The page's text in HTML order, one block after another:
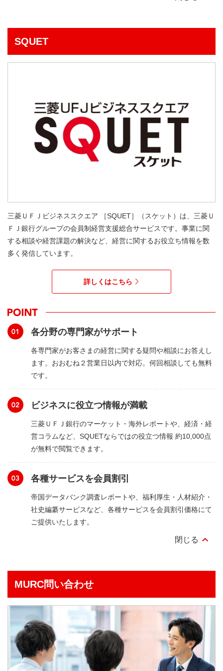
SQUET
三菱ＵＦＪビジネススクエア ［SQUET］（スケット）は、三菱Ｕ
ＦＪ銀行グループの会員制経営支援総合サービスです。事業に関
する相談や経営課題の解決など、経営に関するお役立ち情報を数
多く発信しています。
詳しくはこちら
各分野の専門家がサポート
各専門家がお客さまの経営に関する疑問や相談にお答えし
ます。おおむね２営業日以内で対応。何回相談しても無料
です。
ビジネスに役立つ情報が満載
三菱ＵＦＪ銀行のマーケット・海外レポートや、経済・経
営コラムなど、SQUETならではの役立つ情報 約10,000点
が無料で閲覧できます。
各種サービスを会員割引
帝国データバンク調査レポートや、福利厚生・人材紹介・
社史編纂サービスなど、各種サービスを会員割引価格にて
ご提供いたします。
MURC問い合わせ